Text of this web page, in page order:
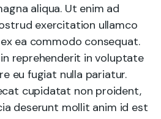
aliqua. Ut enim ad
exercitation ullamco
ea commodo consequat.
reprehenderit in voluptate
eu fugiat nulla pariatur.
cupidatat non proident,
deserunt mollit anim id est